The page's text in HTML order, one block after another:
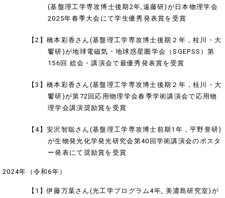
(基盤理工学専攻博士後期2年,遠藤研)が日本物理学会
2025年春季大会にて学生優秀発表賞を受賞
【2】橋本彩香さん(基盤理工学専攻博士後期２年，桂川・大
饗研)が地球電磁気・地球惑星圏学会（SGEPSS）第
156回 総会・講演会で最優秀発表賞を受賞
【3】橋本彩香さん(基盤理工学専攻博士後期２年，桂川・大
饗研)が第72回応用物理学会春季学術講演会で応用物
理学会講演奨励賞を受賞
【4】安沢智聡さん(基盤理工学専攻博士前期1年，平野誉研)
が生物発光化学発光研究会第40回学術講演会のポスタ
ー発表にて奨励賞を受賞
2024年（令和6年）
【1】伊藤万葉さん(光工学プログラム4年, 美濃島研究室)が